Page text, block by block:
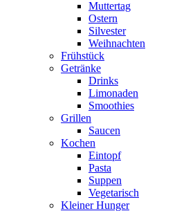
Muttertag
Ostern
Silvester
Weihnachten
Frühstück
Getränke
Drinks
Limonaden
Smoothies
Grillen
Saucen
Kochen
Eintopf
Pasta
Suppen
Vegetarisch
Kleiner Hunger